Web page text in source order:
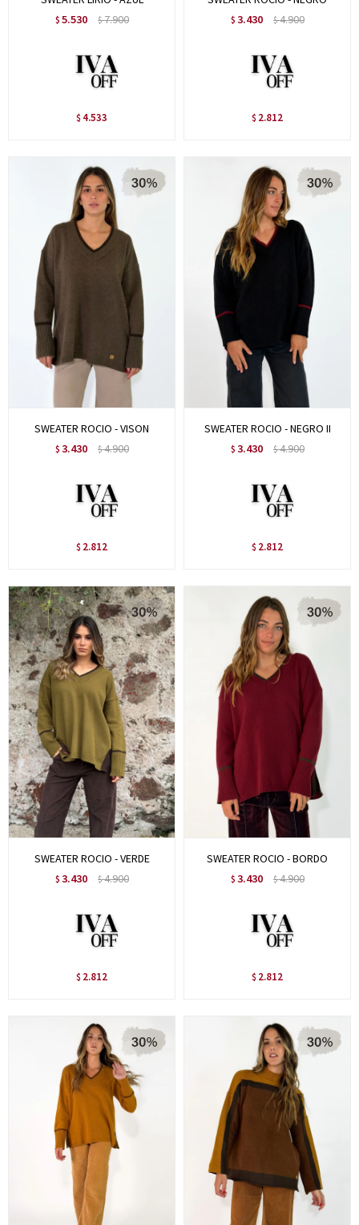
$ 5.530 $7.900
$ 4.533
$ 3.430 $4.900
$ 2.812
SWEATER ROCIO - VISON
$ 3.430 $4.900
$ 2.812
SWEATER ROCIO - NEGRO II
$ 3.430 $4.900
$ 2.812
SWEATER ROCIO - VERDE
$ 3.430 $4.900
$ 2.812
SWEATER ROCIO - BORDO
$ 3.430 $4.900
$ 2.812